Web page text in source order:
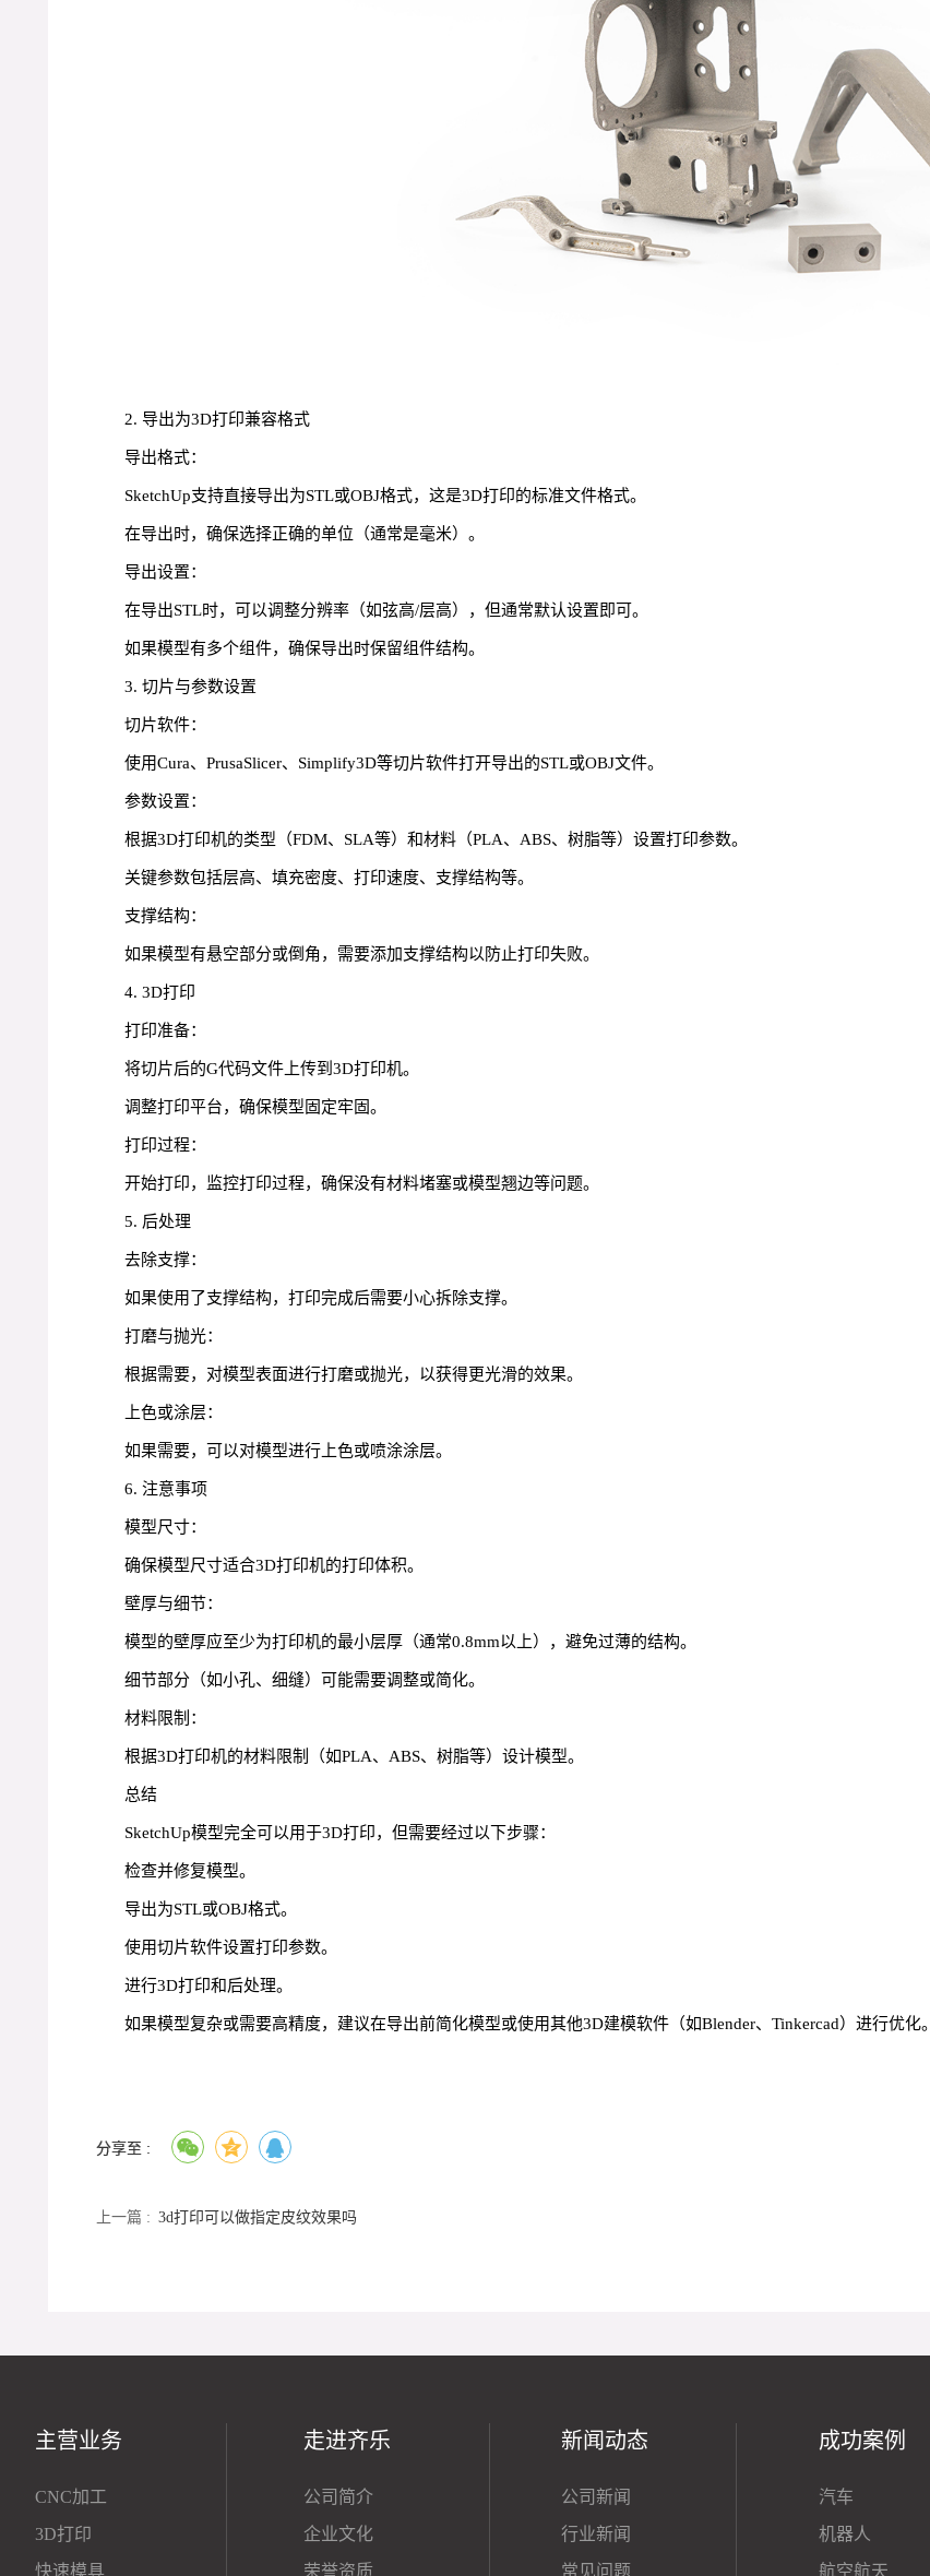
2. 导出为3D打印兼容格式
导出格式：
SketchUp支持直接导出为STL或OBJ格式，这是3D打印的标准文件格式。
在导出时，确保选择正确的单位（通常是毫米）。
导出设置：
在导出STL时，可以调整分辨率（如弦高/层高），但通常默认设置即可。
如果模型有多个组件，确保导出时保留组件结构。
3. 切片与参数设置
切片软件：
使用Cura、PrusaSlicer、Simplify3D等切片软件打开导出的STL或OBJ文件。
参数设置：
根据3D打印机的类型（FDM、SLA等）和材料（PLA、ABS、树脂等）设置打印参数。
关键参数包括层高、填充密度、打印速度、支撑结构等。
支撑结构：
如果模型有悬空部分或倒角，需要添加支撑结构以防止打印失败。
4. 3D打印
打印准备：
将切片后的G代码文件上传到3D打印机。
调整打印平台，确保模型固定牢固。
打印过程：
开始打印，监控打印过程，确保没有材料堵塞或模型翘边等问题。
5. 后处理
去除支撑：
如果使用了支撑结构，打印完成后需要小心拆除支撑。
打磨与抛光：
根据需要，对模型表面进行打磨或抛光，以获得更光滑的效果。
上色或涂层：
如果需要，可以对模型进行上色或喷涂涂层。
6. 注意事项
模型尺寸：
确保模型尺寸适合3D打印机的打印体积。
壁厚与细节：
模型的壁厚应至少为打印机的最小层厚（通常0.8mm以上），避免过薄的结构。
细节部分（如小孔、细缝）可能需要调整或简化。
材料限制：
根据3D打印机的材料限制（如PLA、ABS、树脂等）设计模型。
总结
SketchUp模型完全可以用于3D打印，但需要经过以下步骤：
检查并修复模型。
导出为STL或OBJ格式。
使用切片软件设置打印参数。
进行3D打印和后处理。
如果模型复杂或需要高精度，建议在导出前简化模型或使用其他3D建模软件（如Blender、Tinkercad）进行优化。
分享至 :
上一篇 : 3d打印可以做指定皮纹效果吗
主营业务
CNC加工
3D打印
快速模具
走进齐乐
公司简介
企业文化
荣誉资质
新闻动态
公司新闻
行业新闻
常见问题
成功案例
汽车
机器人
航空航天